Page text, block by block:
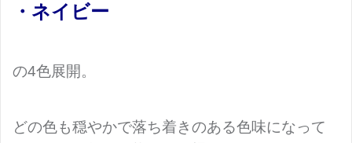
・ネイビー
の4色展開。
どの色も穏やかで落ち着きのある色味になって